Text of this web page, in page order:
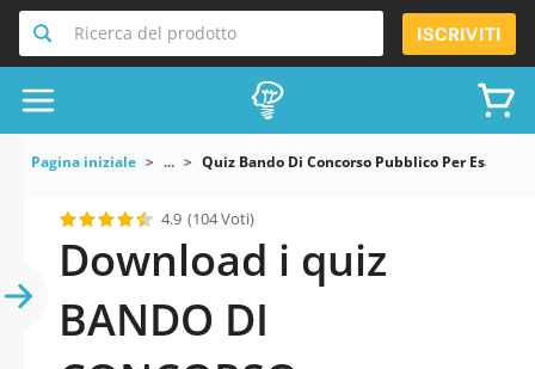
Ricerca del prodotto ISCRIVITI
Pagina iniziale ... Quiz Bando Di Concorso Pubblico Per Esami
4.9 (104 Voti)
Download i quiz
BANDO DI